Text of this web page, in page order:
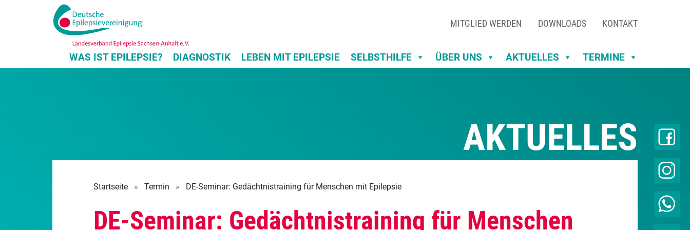
MITGLIED WERDEN DOWNLOADS KONTAKT
WAS IST EPILEPSIE? DIAGNOSTIK LEBEN MIT EPILEPSIE SELBSTHILFE ÜBER UNS AKTUELLES TERMINE
AKTUELLES
Startseite » Termin » DE-Seminar: Gedächtnistraining für Menschen mit Epilepsie
DE-Seminar: Gedächtnistraining für Menschen